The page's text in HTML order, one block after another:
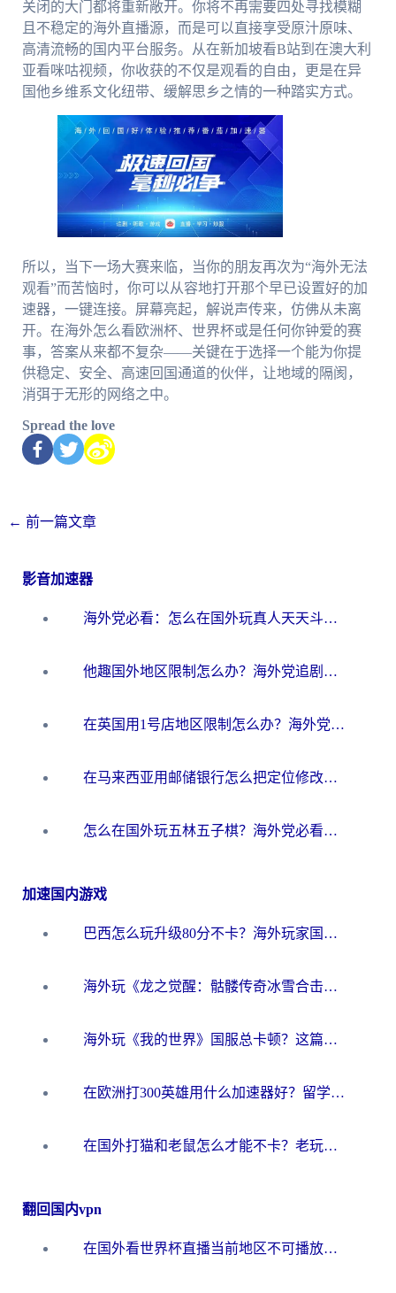
关闭的大门都将重新敞开。你将不再需要四处寻找模糊
且不稳定的海外直播源，而是可以直接享受原汁原味、
高清流畅的国内平台服务。从在新加坡看B站到在澳大利
亚看咪咕视频，你收获的不仅是观看的自由，更是在异
国他乡维系文化纽带、缓解思乡之情的一种踏实方式。
所以，当下一场大赛来临，当你的朋友再次为“海外无法
观看”而苦恼时，你可以从容地打开那个早已设置好的加
速器，一键连接。屏幕亮起，解说声传来，仿佛从未离
开。在海外怎么看欧洲杯、世界杯或是任何你钟爱的赛
事，答案从来都不复杂——关键在于选择一个能为你提
供稳定、安全、高速回国通道的伙伴，让地域的隔阂，
消弭于无形的网络之中。
Spread the love
← 前一篇文章
影音加速器
海外党必看：怎么在国外玩真人天天斗地主？附证券开户、音乐定位修改全攻略
他趣国外地区限制怎么办？海外党追剧听歌看直播的一站式解决方案
在英国用1号店地区限制怎么办？海外党必看的回国加速全攻略
在马来西亚用邮储银行怎么把定位修改到中国国内？3个海外生活痛点一次解决
怎么在国外玩五林五子棋？海外党必看的回国加速全攻略（附优酷荔枝FM解决方法）
加速国内游戏
巴西怎么玩升级80分不卡？海外玩家国服游戏加速器终极指南（附避坑技巧）
海外玩《龙之觉醒：骷髅传奇冰雪合击》延迟高？这篇指南帮你解决卡顿烦恼！
海外玩《我的世界》国服总卡顿？这篇我的世界游戏加速器指南帮你解决所有问题
在欧洲打300英雄用什么加速器好？留学生亲测有效的解决方案来了
在国外打猫和老鼠怎么才能不卡？老玩家亲测的终极加速指南
翻回国内vpn
在国外看世界杯直播当前地区不可播放？海外党必看的回国加速全攻略